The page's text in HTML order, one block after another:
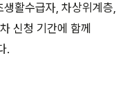
활수급자, 차상위계층,
신청 기간에 함께
.